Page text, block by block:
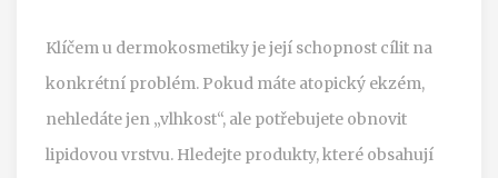
Klíčem u dermokosmetiky je její schopnost cílit na
konkrétní problém. Pokud máte atopický ekzém,
nehledáte jen „vlhkost“, ale potřebujete obnovit
lipidovou vrstvu. Hledejte produkty, které obsahují